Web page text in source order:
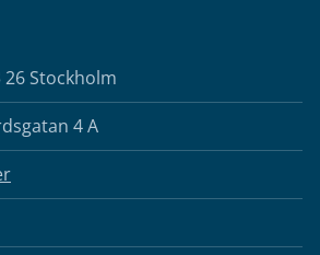
26 Stockholm
4 A